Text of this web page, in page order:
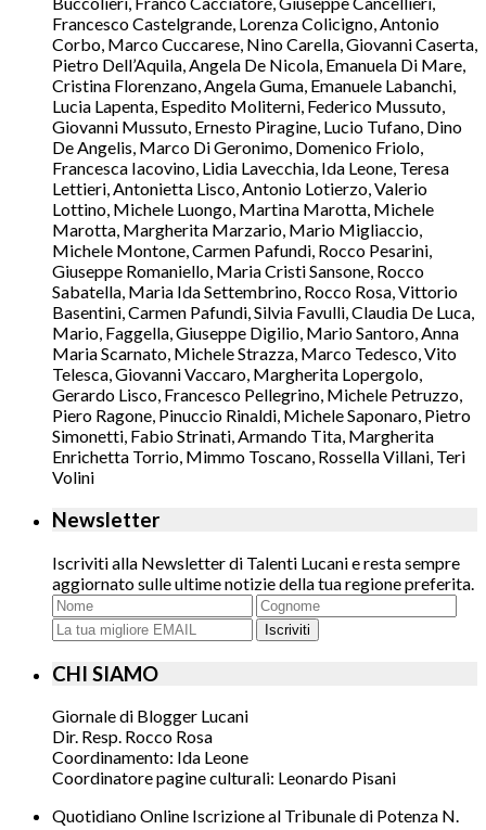
Francesco Castelgrande, Lorenza Colicigno, Antonio
Corbo, Marco Cuccarese, Nino Carella, Giovanni Caserta,
Pietro Dell’Aquila, Angela De Nicola, Emanuela Di Mare,
Cristina Florenzano, Angela Guma, Emanuele Labanchi,
Lucia Lapenta, Espedito Moliterni, Federico Mussuto,
Giovanni Mussuto, Ernesto Piragine, Lucio Tufano, Dino
De Angelis, Marco Di Geronimo, Domenico Friolo,
Francesca Iacovino, Lidia Lavecchia, Ida Leone, Teresa
Lettieri, Antonietta Lisco, Antonio Lotierzo, Valerio
Lottino, Michele Luongo, Martina Marotta, Michele
Marotta, Margherita Marzario, Mario Migliaccio,
Michele Montone, Carmen Pafundi, Rocco Pesarini,
Giuseppe Romaniello, Maria Cristi Sansone, Rocco
Sabatella, Maria Ida Settembrino, Rocco Rosa, Vittorio
Basentini, Carmen Pafundi, Silvia Favulli, Claudia De Luca,
Mario, Faggella, Giuseppe Digilio, Mario Santoro, Anna
Maria Scarnato, Michele Strazza, Marco Tedesco, Vito
Telesca, Giovanni Vaccaro, Margherita Lopergolo,
Gerardo Lisco, Francesco Pellegrino, Michele Petruzzo,
Piero Ragone, Pinuccio Rinaldi, Michele Saponaro, Pietro
Simonetti, Fabio Strinati, Armando Tita, Margherita
Enrichetta Torrio, Mimmo Toscano, Rossella Villani, Teri
Volini
Newsletter
Iscriviti alla Newsletter di Talenti Lucani e resta sempre
aggiornato sulle ultime notizie della tua regione preferita.
Iscriviti
CHI SIAMO
Giornale di Blogger Lucani
Dir. Resp. Rocco Rosa
Coordinamento: Ida Leone
Coordinatore pagine culturali: Leonardo Pisani
Quotidiano Online Iscrizione al Tribunale di Potenza N.